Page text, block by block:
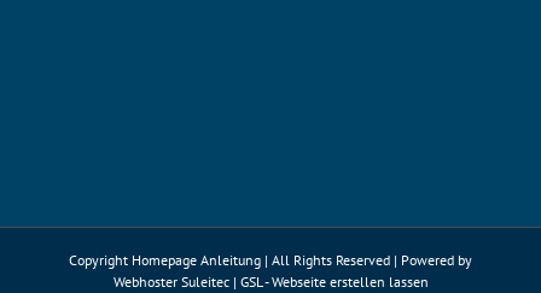
Copyright Homepage Anleitung | All Rights Reserved | Powered by
Webhoster Suleitec| GSL - Webseite erstellen lassen